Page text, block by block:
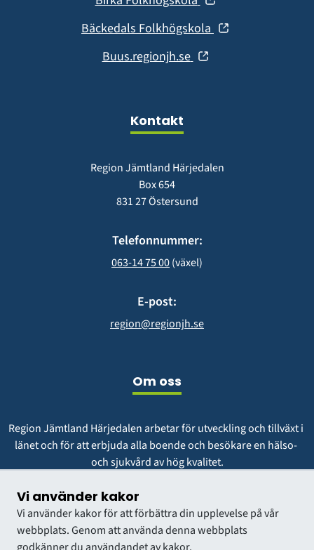
Vi använder kakor
Vi använder kakor för att förbättra din upplevelse på vår
webbplats. Genom att använda denna webbplats
nytt
fönster)
nytt
fönster)
Bäckedals Folkhögskola (öppnas
Buus.regionjh.se (öppnas
Kontakt
Region Jämtland Härjedalen
Box 654
831 27 Östersund
Telefonnummer:
063-14 75 00 (växel)
E-post:
region@regionjh.se
Om oss
Region Jämtland Härjedalen arbetar för utveckling och tillväxt i
länet och för att erbjuda alla boende och besökare en hälso-
och sjukvård av hög kvalitet.
Vår vision är att vara en region att längta till och växa i.